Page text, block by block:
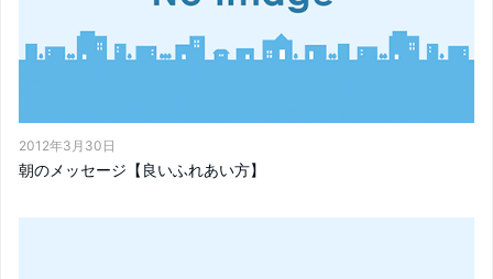
2012年3月30日
朝のメッセージ【良いふれあい方】